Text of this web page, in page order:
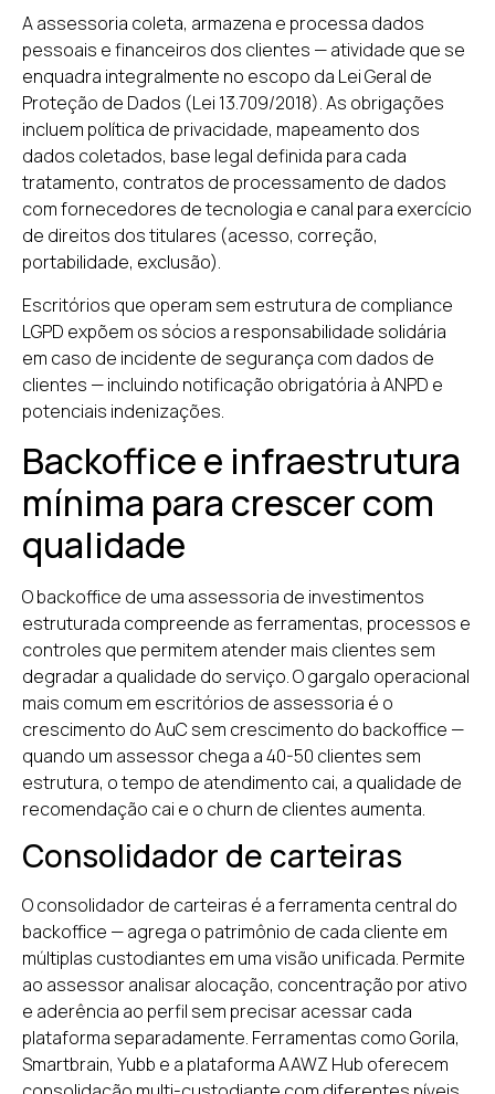
A assessoria coleta, armazena e processa dados
pessoais e financeiros dos clientes — atividade que se
enquadra integralmente no escopo da Lei Geral de
Proteção de Dados (Lei 13.709/2018). As obrigações
incluem política de privacidade, mapeamento dos
dados coletados, base legal definida para cada
tratamento, contratos de processamento de dados
com fornecedores de tecnologia e canal para exercício
de direitos dos titulares (acesso, correção,
portabilidade, exclusão).
Escritórios que operam sem estrutura de compliance
LGPD expõem os sócios a responsabilidade solidária
em caso de incidente de segurança com dados de
clientes — incluindo notificação obrigatória à ANPD e
potenciais indenizações.
Backoffice e infraestrutura
mínima para crescer com
qualidade
O backoffice de uma assessoria de investimentos
estruturada compreende as ferramentas, processos e
controles que permitem atender mais clientes sem
degradar a qualidade do serviço. O gargalo operacional
mais comum em escritórios de assessoria é o
crescimento do AuC sem crescimento do backoffice —
quando um assessor chega a 40-50 clientes sem
estrutura, o tempo de atendimento cai, a qualidade de
recomendação cai e o churn de clientes aumenta.
Consolidador de carteiras
O consolidador de carteiras é a ferramenta central do
backoffice — agrega o patrimônio de cada cliente em
múltiplas custodiantes em uma visão unificada. Permite
ao assessor analisar alocação, concentração por ativo
e aderência ao perfil sem precisar acessar cada
plataforma separadamente. Ferramentas como Gorila,
Smartbrain, Yubb e a plataforma AAWZ Hub oferecem